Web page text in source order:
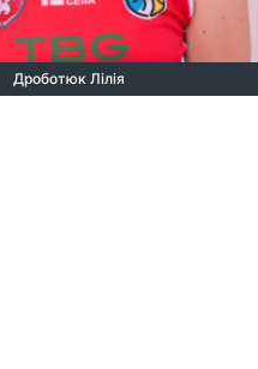
Дроботюк Лілія